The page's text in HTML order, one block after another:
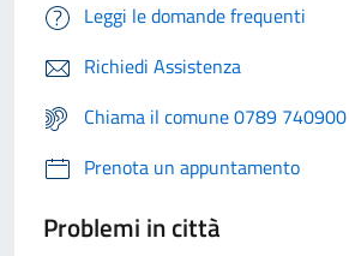
Leggi le domande frequenti
Richiedi Assistenza
Chiama il comune 0789 740900
Prenota un appuntamento
Problemi in città